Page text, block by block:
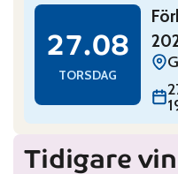
torsdag 27 augusti
27.08
TORSDAG
Read: Förbundets
Tidigare